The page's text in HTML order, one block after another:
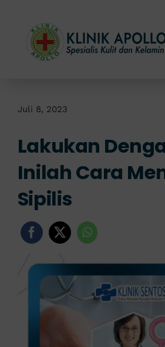
content
Layanan Kami
Info Klinik
Juli 8, 2023
Lakukan
Inilah Cara
Sipilis